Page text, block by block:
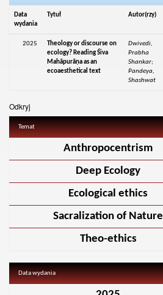
Data
wydania
Tytuł Autor(rzy)
2025
Theology or discourse on
ecology? Reading Śiva
Mahāpurāṇa as an
ecoaesthetical text
Dwivedi,
Prabha
Shankar;
Pandeya,
Shashwat
Odkryj
Temat
Anthropocentrism
Deep Ecology
Ecological ethics
Sacralization of Nature
Theo-ethics
Data wydania